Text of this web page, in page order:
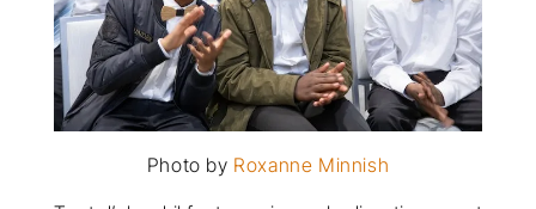
Photo by Roxanne Minnish